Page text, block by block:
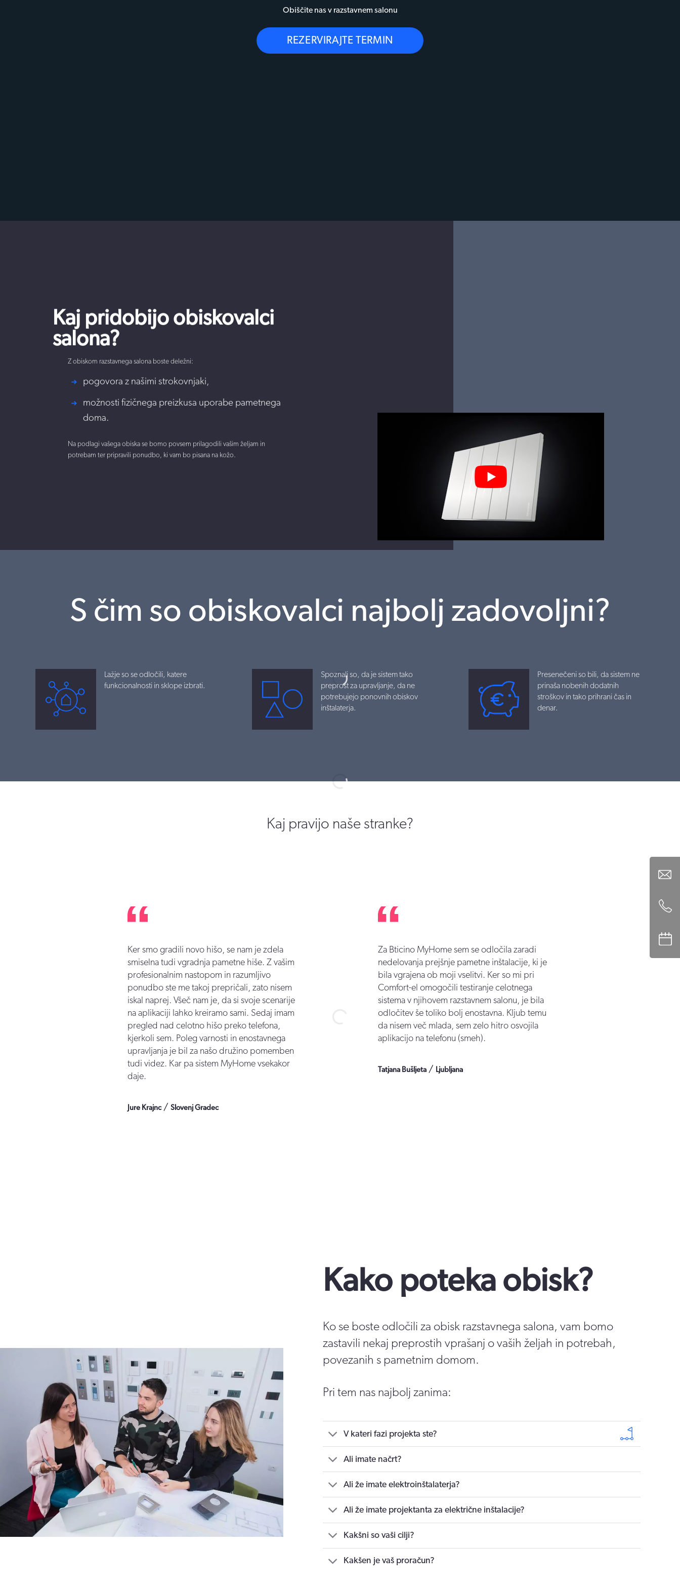
Obiščite nas v razstavnem salonu
REZERVIRAJTE TERMIN
Kaj pridobijo obiskovalci
salona?
Z obiskom razstavnega salona boste deležni:
pogovora z našimi strokovnjaki,
možnosti fizičnega preizkusa uporabe pametnega
doma.
Na podlagi vašega obiska se bomo povsem prilagodili vašim željam in
potrebam ter pripravili ponudbo, ki vam bo pisana na kožo.
S čim so obiskovalci najbolj zadovoljni?
Lažje so se odločili, katere
funkcionalnosti in sklope izbrati.
Spoznali so, da je sistem tako
preprost za upravljanje, da ne
potrebujejo ponovnih obiskov
inštalaterja.
Presenečeni so bili, da sistem ne
prinaša nobenih dodatnih
stroškov in tako prihrani čas in
denar.
Kaj pravijo naše stranke?
Ker smo gradili novo hišo, se nam je zdela
smiselna tudi vgradnja pametne hiše. Z vašim
profesionalnim nastopom in razumljivo
ponudbo ste me takoj prepričali, zato nisem
iskal naprej. Všeč nam je, da si svoje scenarije
na aplikaciji lahko kreiramo sami. Sedaj imam
pregled nad celotno hišo preko telefona,
kjerkoli sem. Poleg varnosti in enostavnega
upravljanja je bil za našo družino pomemben
tudi videz. Kar pa sistem MyHome vsekakor
daje.
Jure Krajnc / Slovenj Gradec
Za Bticino MyHome sem se odločila zaradi
nedelovanja prejšnje pametne inštalacije, ki je
bila vgrajena ob moji vselitvi. Ker so mi pri
Comfort-el omogočili testiranje celotnega
sistema v njihovem razstavnem salonu, je bila
odločitev še toliko bolj enostavna. Kljub temu
da nisem več mlada, sem zelo hitro osvojila
aplikacijo na telefonu (smeh).
Tatjana Bušljeta / Ljubljana
Kako poteka obisk?
Ko se boste odločili za obisk razstavnega salona, vam bomo
zastavili nekaj preprostih vprašanj o vaših željah in potrebah,
povezanih s pametnim domom.
Pri tem nas najbolj zanima:
V kateri fazi projekta ste?
Ali imate načrt?
Ali že imate elektroinštalaterja?
Ali že imate projektanta za električne inštalacije?
Kakšni so vaši cilji?
Kakšen je vaš proračun?